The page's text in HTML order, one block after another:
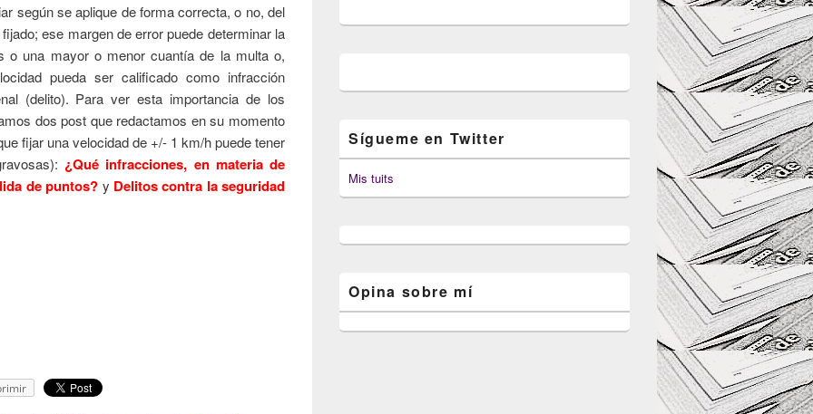
según se aplique de forma correcta, o no, del
ese margen de error puede determinar la
o una mayor o menor cuantía de la multa o,
pueda ser calificado como infracción
(delito). Para ver esta importancia de los
dos post que redactamos en su momento
fijar una velocidad de +/- 1 km/h puede tener
¿Qué infracciones, en materia de
de puntos? y Delitos contra la seguridad
de los radares de tráfico: reciente criterio del Tribunal Supremo
Sígueme en Twitter
Mis tuits
Opina sobre mí